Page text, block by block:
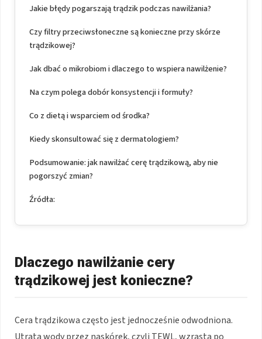
Jakie błędy pogarszają trądzik podczas nawilżania?
Czy filtry przeciwsłoneczne są konieczne przy skórze
trądzikowej?
Jak dbać o mikrobiom i dlaczego to wspiera nawilżenie?
Na czym polega dobór konsystencji i formuły?
Co z dietą i wsparciem od środka?
Kiedy skonsultować się z dermatologiem?
Podsumowanie: jak nawilżać cerę trądzikową, aby nie
pogorszyć zmian?
Źródła:
Dlaczego nawilżanie cery
trądzikowej jest konieczne?
Cera trądzikowa często jest jednocześnie odwodniona.